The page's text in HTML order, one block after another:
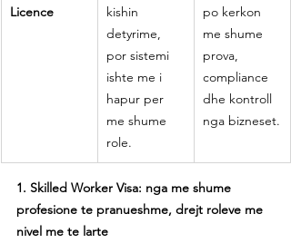
Licence
kishin
detyrime,
por sistemi
ishte me i
hapur per
me shume
role.
po kerkon
me shume
prova,
compliance
dhe kontroll
nga bizneset.
1. Skilled Worker Visa: nga me shume
profesione te pranueshme, drejt roleve me
nivel me te larte